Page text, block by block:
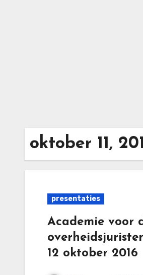
oktober 11,
presentaties
Academie voor
12 oktober 2016